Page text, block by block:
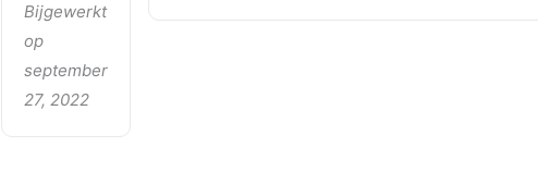
Bijgewerkt
op
september
27, 2022